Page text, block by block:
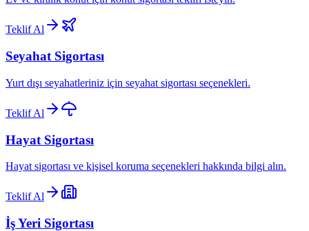
Teklif Al
Seyahat Sigortası
Yurt dışı seyahatleriniz için seyahat sigortası seçenekleri.
Teklif Al
Hayat Sigortası
Hayat sigortası ve kişisel koruma seçenekleri hakkında bilgi alın.
Teklif Al
İş Yeri Sigortası